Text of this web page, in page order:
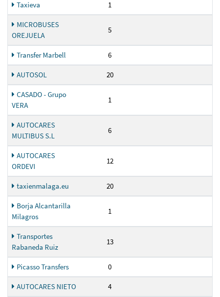
Taxieva 1
MICROBUSES
OREJUELA
5
Transfer Marbell 6
AUTOSOL 20
CASADO - Grupo
VERA
1
AUTOCARES
MULTIBUS S.L
6
AUTOCARES
ORDEVI
12
taxienmalaga.eu 20
Borja Alcantarilla
Milagros
1
Transportes
Rabaneda Ruiz
13
Picasso Transfers 0
AUTOCARES NIETO 4